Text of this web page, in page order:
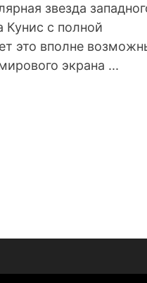
звезда
Кунис с полной
это вполне
экрана ...